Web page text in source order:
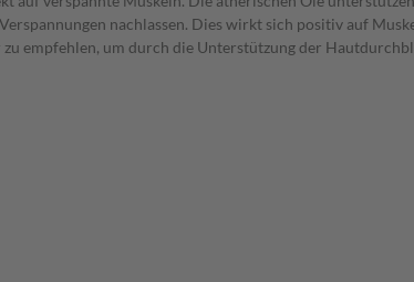
nachlassen. Dies wirkt sich positiv auf
empfehlen, um durch die Unterstützung der